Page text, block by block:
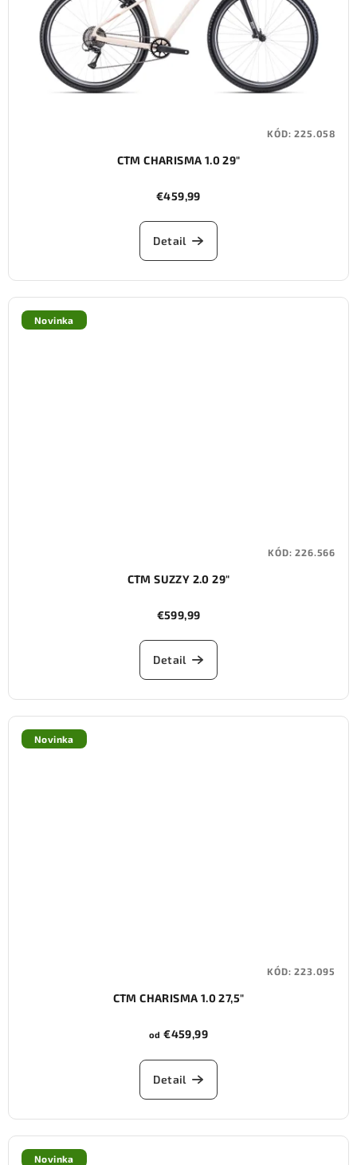
CTM CHARISMA 1.0 29"
€459,99
Detail
KÓD:225.058
Novinka
CTM SUZZY 2.0 29"
€599,99
Detail
KÓD:226.566
Novinka
CTM CHARISMA 1.0 27,5"
od €459,99
Detail
KÓD:223.095
Novinka